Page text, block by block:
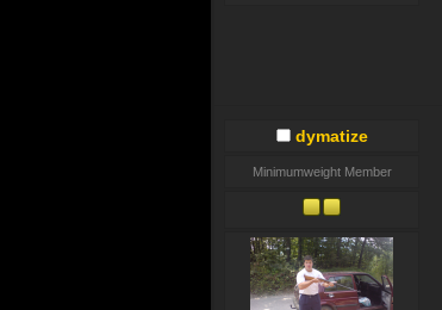
dymatize
Minimumweight Member